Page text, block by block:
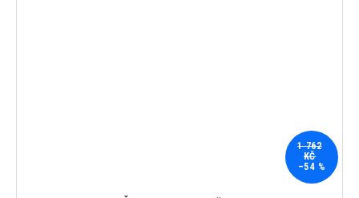
1 762
KČ
–54 %